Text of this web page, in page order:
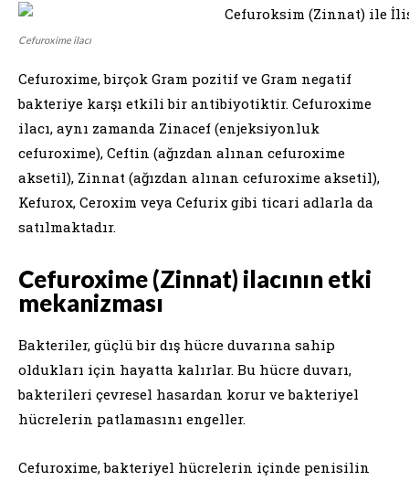
Cefuroxime ilacı
Cefuroxime, birçok Gram pozitif ve Gram negatif
bakteriye karşı etkili bir antibiyotiktir. Cefuroxime
ilacı, aynı zamanda Zinacef (enjeksiyonluk
cefuroxime), Ceftin (ağızdan alınan cefuroxime
aksetil), Zinnat (ağızdan alınan cefuroxime aksetil),
Kefurox, Ceroxim veya Cefurix gibi ticari adlarla da
satılmaktadır.
Cefuroxime (Zinnat) ilacının etki
mekanizması
Bakteriler, güçlü bir dış hücre duvarına sahip
oldukları için hayatta kalırlar. Bu hücre duvarı,
bakterileri çevresel hasardan korur ve bakteriyel
hücrelerin patlamasını engeller.
Cefuroxime, bakteriyel hücrelerin içinde penisilin